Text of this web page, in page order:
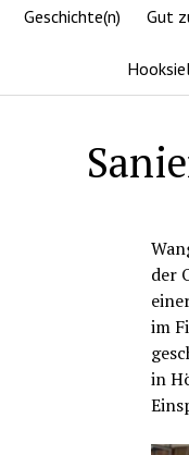
Geschichte(n) Gut
der
im
in